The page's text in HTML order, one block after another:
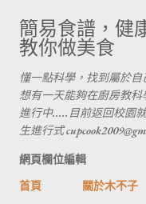
簡易食譜，健
教你做美食
懂一點科學，找到屬於
想有一天能夠在廚房教
進行中.....目前返回校園
生進行式
網頁欄位編輯
首頁
關於木不子